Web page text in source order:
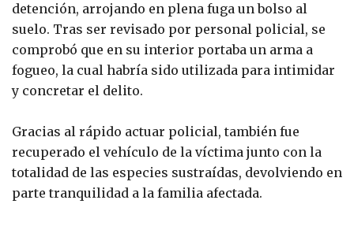
detención, arrojando en plena fuga un bolso al
suelo. Tras ser revisado por personal policial, se
comprobó que en su interior portaba un arma a
fogueo, la cual habría sido utilizada para intimidar
y concretar el delito.
Gracias al rápido actuar policial, también fue
recuperado el vehículo de la víctima junto con la
totalidad de las especies sustraídas, devolviendo en
parte tranquilidad a la familia afectada.